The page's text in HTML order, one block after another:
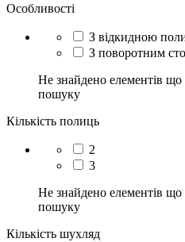
Особливості
З відкидною
З поворотним
Не знайдено елементів що
пошуку
Кількість полиць
2
3
Не знайдено елементів що
пошуку
Кількість шухляд